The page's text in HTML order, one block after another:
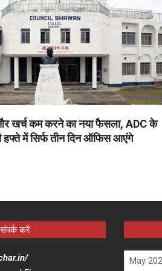
खर्च कम करने का नया फैसला, ADC के
हफ्ते में सिर्फ तीन दिन ऑफिस आएंगे
संपर्क करें
Archives